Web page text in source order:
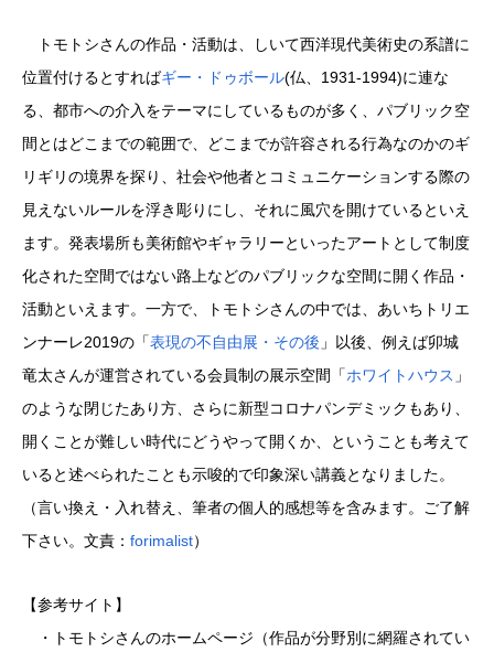
トモトシさんの作品・活動は、しいて西洋現代美術史の系譜に
位置付けるとすればギー・ドゥボール(仏、1931-1994)に連な
る、都市への介入をテーマにしているものが多く、パブリック空
間とはどこまでの範囲で、どこまでが許容される行為なのかのギ
リギリの境界を探り、社会や他者とコミュニケーションする際の
見えないルールを浮き彫りにし、それに風穴を開けているといえ
ます。発表場所も美術館やギャラリーといったアートとして制度
化された空間ではない路上などのパブリックな空間に開く作品・
活動といえます。一方で、トモトシさんの中では、あいちトリエ
ンナーレ2019の「表現の不自由展・その後 」以後、例えば卯城
竜太さんが運営されている会員制の展示空間「ホワイトハウス 」
のような閉じたあり方、さらに新型コロナパンデミックもあり、
開くことが難しい時代にどうやって開くか、ということも考えて
いると述べられたことも示唆的で印象深い講義となりました。
（言い換え・入れ替え、筆者の個人的感想等を含みます。ご了解
下さい。文責： forimalist）
【参考サイト】
・トモトシさんのホームページ（作品が分野別に網羅されてい